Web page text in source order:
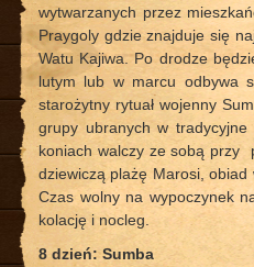
wytwarzanych przez
Praygoly gdzie znajduje się
Watu Kajiwa. Po drodze
lutym lub w marcu odbywa
starożytny rytuał wojenny
grupy ubranych w
koniach walczy ze sobą przy
dziewiczą plażę Marosi,
Czas wolny na wypoczynek
kolację i nocleg.
8 dzień: Sumba